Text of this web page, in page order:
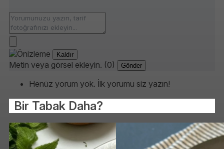
Kaldır
Metin veya görsel ekleyin. (0) Gönder
Henüz yorum yok. İlk yorumu siz yazın!
Bir Tabak Daha?